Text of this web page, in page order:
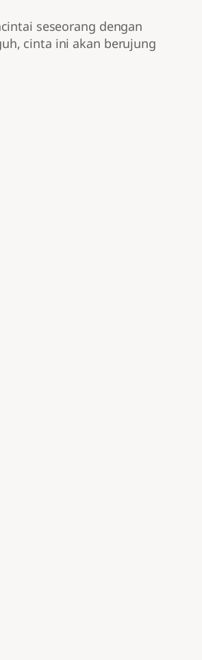
seseorang dengan
cinta ini akan berujung